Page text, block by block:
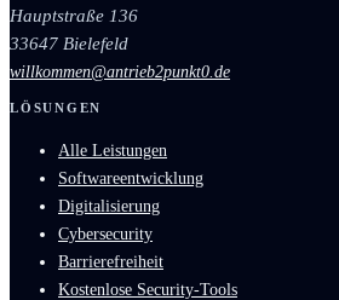
Hauptstraße 136
33647 Bielefeld
willkommen@antrieb2punkt0.de
LÖSUNGEN
Alle Leistungen
Softwareentwicklung
Digitalisierung
Cybersecurity
Barrierefreiheit
Kostenlose Security-Tools